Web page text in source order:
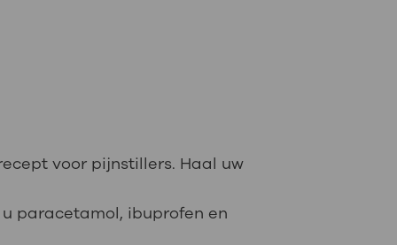
voor pijnstillers. Haal uw
paracetamol, ibuprofen en